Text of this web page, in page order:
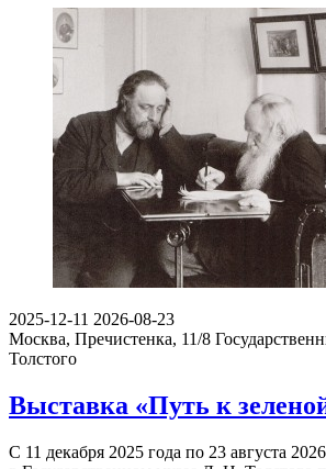
2025-12-11 2026-08-23
Москва, Пречистенка, 11/8
Толстого
Выставка «Путь к
С 11 декабря 2025 года по 23 августа